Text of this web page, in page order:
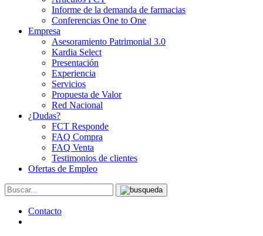
Informe de la demanda de farmacias
Conferencias One to One
Empresa
Asesoramiento Patrimonial 3.0
Kardia Select
Presentación
Experiencia
Servicios
Propuesta de Valor
Red Nacional
¿Dudas?
FCT Responde
FAQ Compra
FAQ Venta
Testimonios de clientes
Ofertas de Empleo
Contacto